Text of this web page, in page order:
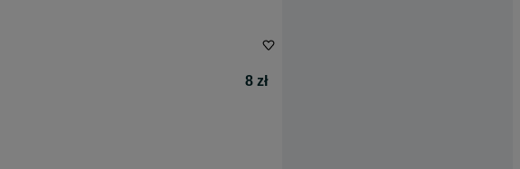
8 zł